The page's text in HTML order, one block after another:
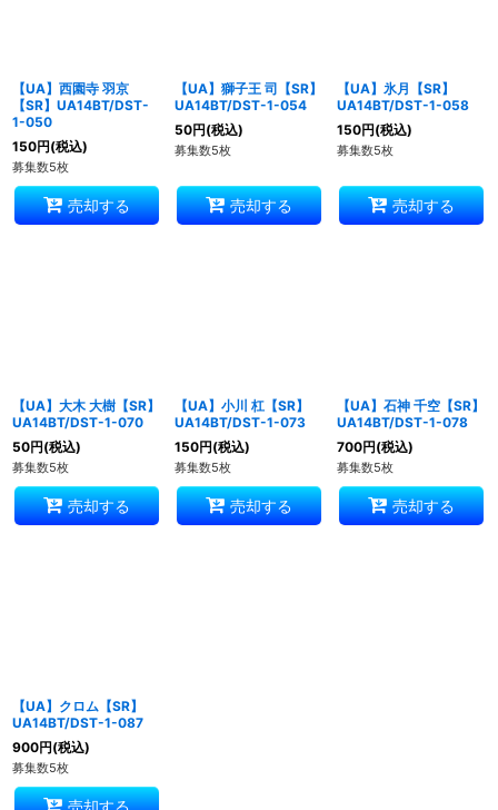
【UA】西園寺 羽京
【SR】UA14BT/DST-
1-050
150円(税込)
募集数5枚
売却する
【UA】獅子王 司【SR】
UA14BT/DST-1-054
50円(税込)
募集数5枚
売却する
【UA】氷月【SR】
UA14BT/DST-1-058
150円(税込)
募集数5枚
売却する
【UA】大木 大樹【SR】
UA14BT/DST-1-070
50円(税込)
募集数5枚
売却する
【UA】小川 杠【SR】
UA14BT/DST-1-073
150円(税込)
募集数5枚
売却する
【UA】石神 千空【SR】
UA14BT/DST-1-078
700円(税込)
募集数5枚
売却する
【UA】クロム【SR】
UA14BT/DST-1-087
900円(税込)
募集数5枚
売却する